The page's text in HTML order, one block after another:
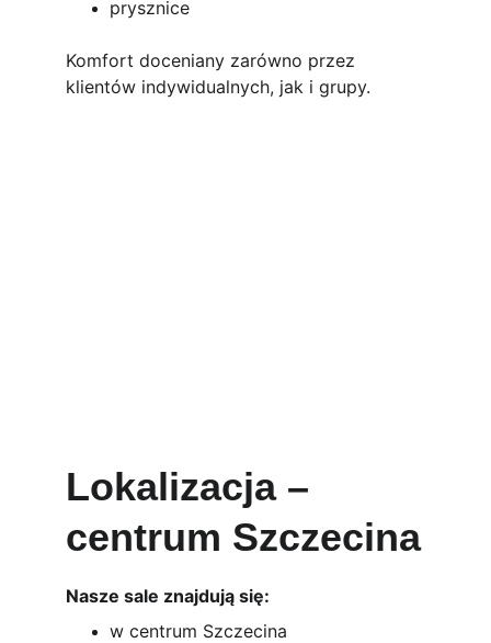
prysznice
Komfort doceniany zarówno przez
klientów indywidualnych, jak i grupy.
Lokalizacja –
centrum Szczecina
Nasze sale znajdują się:
w centrum Szczecina